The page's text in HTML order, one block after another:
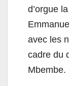
d’orgue
avec les
cadre du
Mbembe.